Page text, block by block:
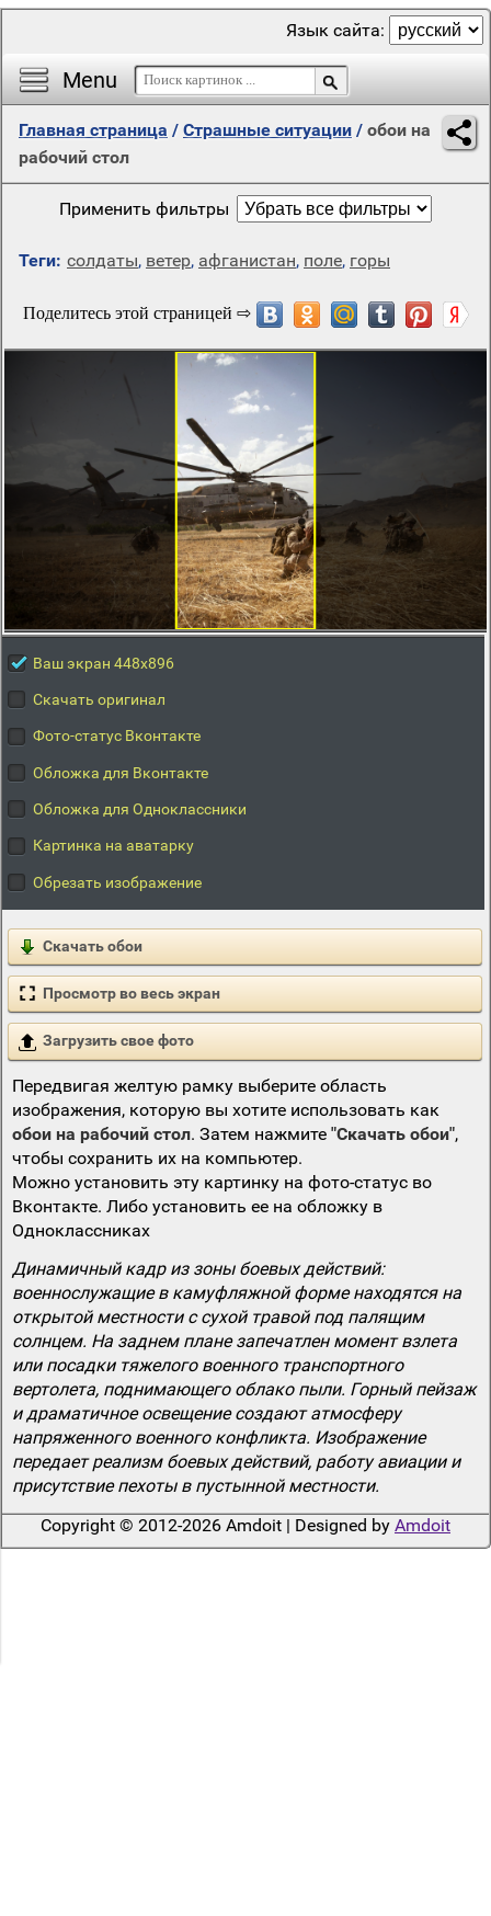
Menu
Язык сайта:
Главная страница / Страшные ситуации / обои на
рабочий стол
Применить фильтры
Теги: солдаты, ветер, афганистан, поле, горы
Ваш экран 448x896
Скачать оригинал
Фото-статус Вконтакте
Обложка для Вконтакте
Обложка для Одноклассники
Картинка на аватарку
Обрезать изображение
Скачать обои
Просмотр во весь экран
Загрузить свое фото
Передвигая желтую рамку выберите область
изображения, которую вы хотите использовать как
обои на рабочий стол. Затем нажмите "Скачать обои",
чтобы сохранить их на компьютер.
Можно установить эту картинку на фото-статус во
Вконтакте. Либо установить ее на обложку в
Одноклассниках
Динамичный кадр из зоны боевых действий:
военнослужащие в камуфляжной форме находятся на
открытой местности с сухой травой под палящим
солнцем. На заднем плане запечатлен момент взлета
или посадки тяжелого военного транспортного
вертолета, поднимающего облако пыли. Горный пейзаж
и драматичное освещение создают атмосферу
напряженного военного конфликта. Изображение
передает реализм боевых действий, работу авиации и
присутствие пехоты в пустынной местности.
Copyright © 2012-2026 Amdoit | Designed by Amdoit